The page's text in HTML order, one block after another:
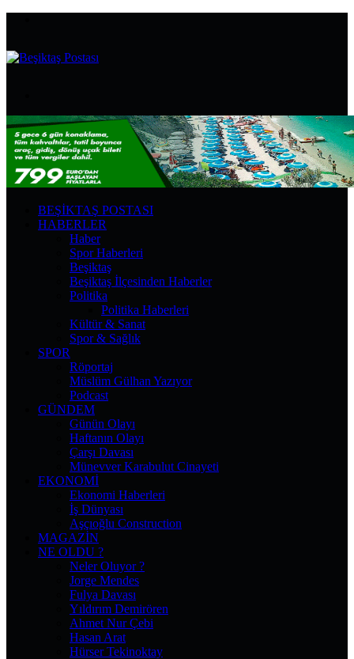
...
BEŞIKTAŞ POSTASI
HABERLER
Haber
Spor Haberleri
Beşiktaş
Beşiktaş İlçesinden Haberler
Politika
Politika Haberleri
Kültür & Sanat
Spor & Sağlık
SPOR
Röportaj
Müslüm Gülhan Yazıyor
Podcast
GÜNDEM
Günün Olayı
Haftanın Olayı
Çarşı Davası
Münevver Karabulut Cinayeti
EKONOMI
Ekonomi Haberleri
İş Dünyası
Aşçıoğlu Construction
MAGAZIN
NE OLDU ?
Neler Oluyor ?
Jorge Mendes
Fulya Davası
Yıldırım Demirören
Ahmet Nur Çebi
Hasan Arat
Hürser Tekinoktay